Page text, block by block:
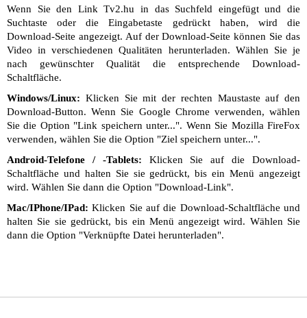
Wenn Sie den Link Tv2.hu in das Suchfeld eingefügt und die
Suchtaste oder die Eingabetaste gedrückt haben, wird die
Download-Seite angezeigt. Auf der Download-Seite können Sie das
Video in verschiedenen Qualitäten herunterladen. Wählen Sie je
nach gewünschter Qualität die entsprechende Download-
Schaltfläche.
Windows/Linux: Klicken Sie mit der rechten Maustaste auf den
Download-Button. Wenn Sie Google Chrome verwenden, wählen
Sie die Option "Link speichern unter...". Wenn Sie Mozilla FireFox
verwenden, wählen Sie die Option "Ziel speichern unter...".
Android-Telefone / -Tablets: Klicken Sie auf die Download-
Schaltfläche und halten Sie sie gedrückt, bis ein Menü angezeigt
wird. Wählen Sie dann die Option "Download-Link".
Mac/IPhone/IPad: Klicken Sie auf die Download-Schaltfläche und
halten Sie sie gedrückt, bis ein Menü angezeigt wird. Wählen Sie
dann die Option "Verknüpfte Datei herunterladen".